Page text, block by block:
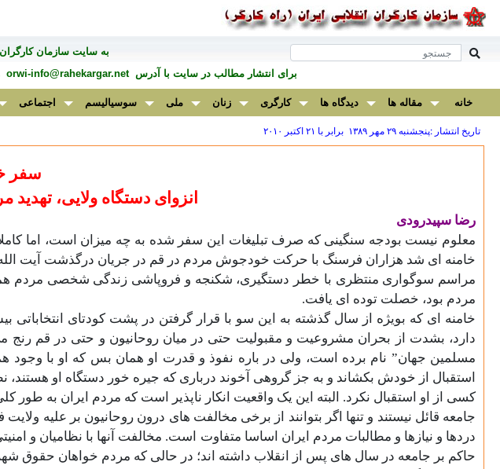
به سايت سازمان
برای انتشار مطالب در سايت با آدرسorwi-info@rahekargar.net
خانه مقاله ها دیدگاه ها کارگری زنان ملی سوسیالیسم اجتماعی
تاریخ انتشار :پنجشنبه ۲۹ مهر ۱۳۸۹ برابر با ۲۱ اکتبر ۲۰۱۰
سفر
انزوای دستگاه ولایی،
رضا سپیدرودی
معلوم نیست بودجه سنگینی که صرف تبلیغات این سفر شده به چه میزان است، اما
خامنه ای شد هزاران فرسنگ با حرکت خودجوش مردم در قم در جریان درگذشت آیت
مراسم سوگواری منتظری با خطر دستگیری، شکنجه و فروپاشی زندگی شخصی مردم
مردم بود، خصلت توده ای یافت.
خامنه ای که بویژه از سال گذشته به این سو با قرار گرفتن در پشت کودتای
دارد، بشدت از بحران مشروعیت و مقبولیت حتی در میان روحانیون و حتی در قم رنج
مسلمین جهان” نام برده است، ولی در باره نفوذ و قدرت او همان بس که او با وجود
استقبال از خودش بکشاند و به جز گروهی آخوند درباری که جیره خور دستگاه او
کسی از او استقبال نکرد. البته این یک واقعیت انکار ناپذیر است که مردم ایران به
جامعه قائل نیستند و تنها اگر بتوانند از برخی مخالفت های درون روحانیون بر علیه
دردها و نیازها و مطالبات مردم ایران اساسا متفاوت است. مخالفت آنها با نظامیان و
حاکم بر جامعه در سال های پس از انقلاب داشته اند؛ در حالی که مردم خواهان حقوق